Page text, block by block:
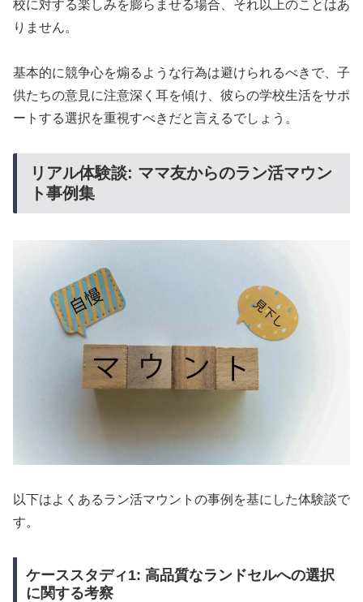
校に対する楽しみを膨らませる場合、それ以上のことはあ
りません。
基本的に競争心を煽るような行為は避けられるべきで、子
供たちの意見に注意深く耳を傾け、彼らの学校生活をサポ
ートする選択を重視すべきだと言えるでしょう。
リアル体験談: ママ友からのラン活マウン
ト事例集
以下はよくあるラン活マウントの事例を基にした体験談で
す。
ケーススタディ1: 高品質なランドセルへの選択
に関する考察